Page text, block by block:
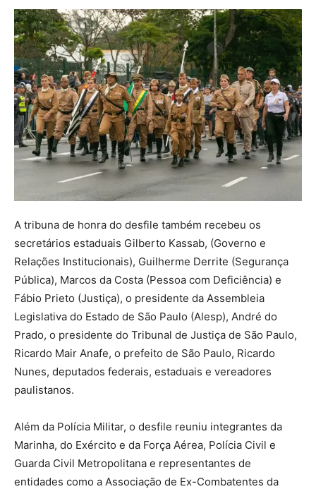
A tribuna de honra do desfile também recebeu os
secretários estaduais Gilberto Kassab, (Governo e
Relações Institucionais), Guilherme Derrite (Segurança
Pública), Marcos da Costa (Pessoa com Deficiência) e
Fábio Prieto (Justiça), o presidente da Assembleia
Legislativa do Estado de São Paulo (Alesp), André do
Prado, o presidente do Tribunal de Justiça de São Paulo,
Ricardo Mair Anafe, o prefeito de São Paulo, Ricardo
Nunes, deputados federais, estaduais e vereadores
paulistanos.
Além da Polícia Militar, o desfile reuniu integrantes da
Marinha, do Exército e da Força Aérea, Polícia Civil e
Guarda Civil Metropolitana e representantes de
entidades como a Associação de Ex-Combatentes da